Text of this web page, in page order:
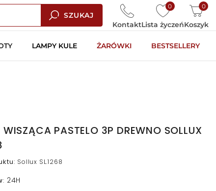
SZUKAJ
0
Lista życzeń
0
Koszyk
Kontakt
LAMPY KULE ŻARÓWKI BESTSELLERY
PASTELO 3P DREWNO SOLLUX
: Sollux SL.1268
: 24H